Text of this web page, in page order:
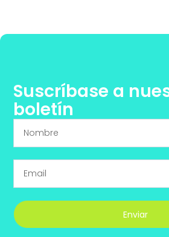
Suscríbase a
boletín
Enviar